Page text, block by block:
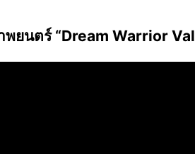
พยนตร์ “Dream Warrior